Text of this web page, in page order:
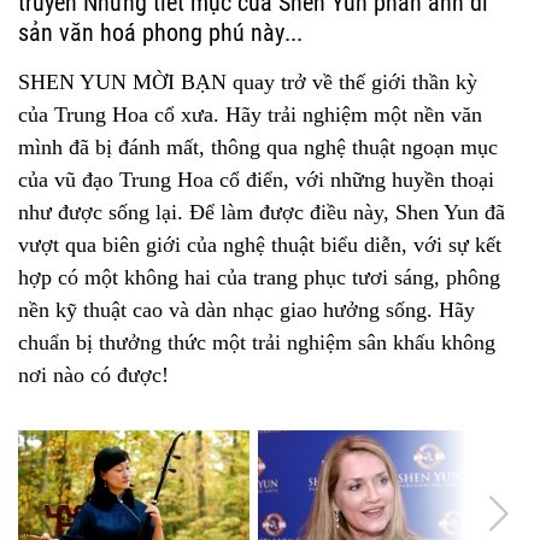
sản văn hoá phong phú này...
SHEN YUN MỜI BẠN quay trở về thế giới thần kỳ
của Trung Hoa cổ xưa. Hãy trải nghiệm một nền văn
mình đã bị đánh mất, thông qua nghệ thuật ngoạn mục
của vũ đạo Trung Hoa cổ điển, với những huyền thoại
như được sống lại. Để làm được điều này, Shen Yun đã
vượt qua biên giới của nghệ thuật biểu diễn, với sự kết
hợp có một không hai của trang phục tươi sáng, phông
nền kỹ thuật cao và dàn nhạc giao hưởng sống. Hãy
chuẩn bị thưởng thức một trải nghiệm sân khấu không
nơi nào có được!
GIÁ VÉ
$180, $150, $120, $100, $90, $80
Sơ đồ ghế ngồi
MUA VÉ
Qua điện thoại:
1-800-800-4410
Marcus Performing Arts Center 929 North Water Street . Milwaukee, WI
53203
Phone: 414-273-7206
KHÁN GIẢ
Trẻ em phải từ 4 tuổi trở lên.
THỜI LƯỢNG
2 tiếng 15 phút, bao gồm nghỉ giữa giờ
ĐƠN VỊ TỔ CHỨC